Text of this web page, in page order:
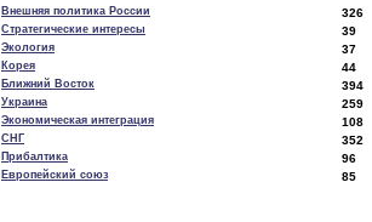
Внешняя политика России 326
Стратегические интересы 39
Экология 37
Корея 44
Ближний Восток 394
Украина 259
Экономическая интеграция 108
СНГ 352
Прибалтика 96
Европейский союз 85